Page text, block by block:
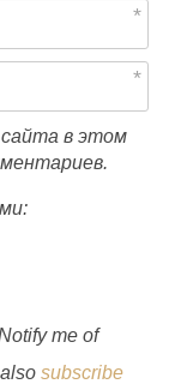
в этом
me of
alsosubscribe